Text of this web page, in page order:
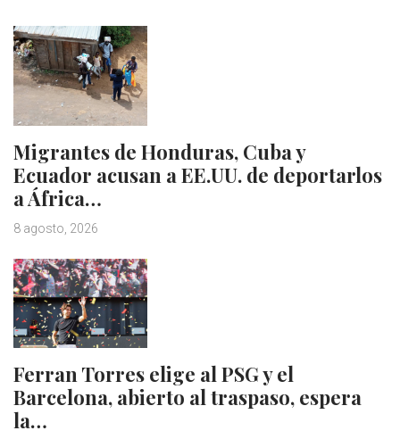
Migrantes de Honduras, Cuba y
Ecuador acusan a EE.UU. de deportarlos
a África…
8 agosto, 2026
Ferran Torres elige al PSG y el
Barcelona, abierto al traspaso, espera
la…